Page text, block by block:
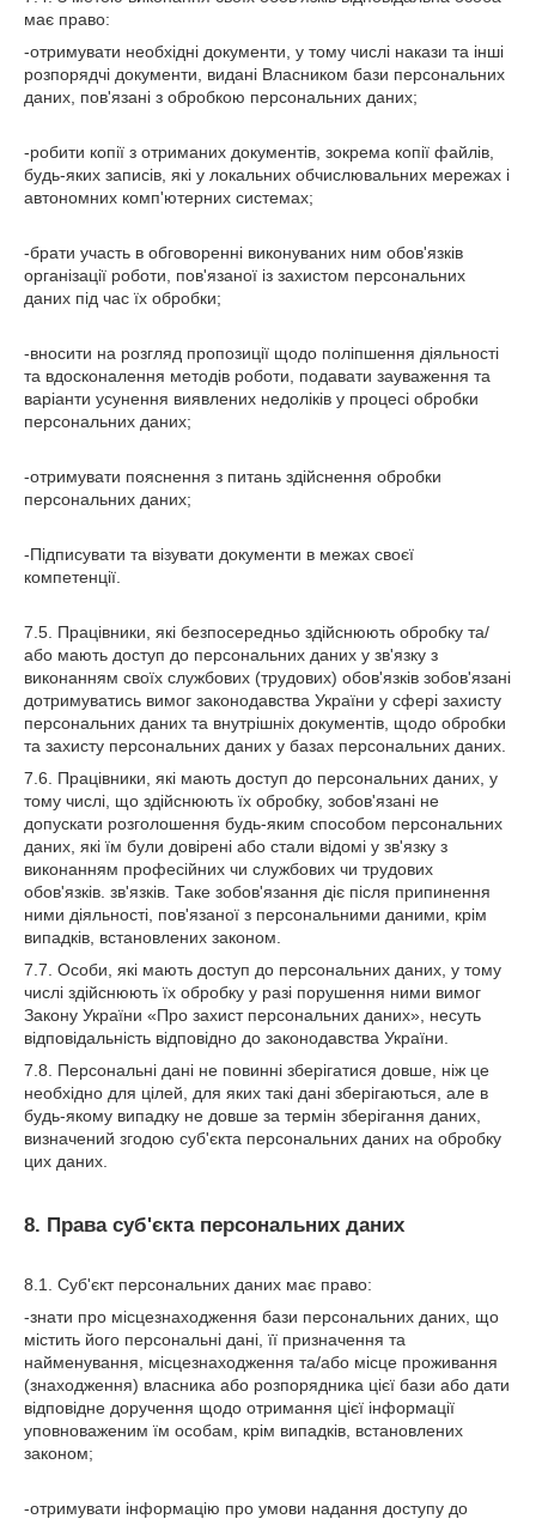
має право:
-отримувати необхідні документи, у тому числі накази та інші
розпорядчі документи, видані Власником бази персональних
даних, пов'язані з обробкою персональних даних;
-робити копії з отриманих документів, зокрема копії файлів,
будь-яких записів, які у локальних обчислювальних мережах і
автономних комп'ютерних системах;
-брати участь в обговоренні виконуваних ним обов'язків
організації роботи, пов'язаної із захистом персональних
даних під час їх обробки;
-вносити на розгляд пропозиції щодо поліпшення діяльності
та вдосконалення методів роботи, подавати зауваження та
варіанти усунення виявлених недоліків у процесі обробки
персональних даних;
-отримувати пояснення з питань здійснення обробки
персональних даних;
-Підписувати та візувати документи в межах своєї
компетенції.
7.5. Працівники, які безпосередньо здійснюють обробку та/
або мають доступ до персональних даних у зв'язку з
виконанням своїх службових (трудових) обов'язків зобов'язані
дотримуватись вимог законодавства України у сфері захисту
персональних даних та внутрішніх документів, щодо обробки
та захисту персональних даних у базах персональних даних.
7.6. Працівники, які мають доступ до персональних даних, у
тому числі, що здійснюють їх обробку, зобов'язані не
допускати розголошення будь-яким способом персональних
даних, які їм були довірені або стали відомі у зв'язку з
виконанням професійних чи службових чи трудових
обов'язків. зв'язків. Таке зобов'язання діє після припинення
ними діяльності, пов'язаної з персональними даними, крім
випадків, встановлених законом.
7.7. Особи, які мають доступ до персональних даних, у тому
числі здійснюють їх обробку у разі порушення ними вимог
Закону України «Про захист персональних даних», несуть
відповідальність відповідно до законодавства України.
7.8. Персональні дані не повинні зберігатися довше, ніж це
необхідно для цілей, для яких такі дані зберігаються, але в
будь-якому випадку не довше за термін зберігання даних,
визначений згодою суб'єкта персональних даних на обробку
цих даних.
8. Права суб'єкта персональних даних
8.1. Суб'єкт персональних даних має право:
-знати про місцезнаходження бази персональних даних, що
містить його персональні дані, її призначення та
найменування, місцезнаходження та/або місце проживання
(знаходження) власника або розпорядника цієї бази або дати
відповідне доручення щодо отримання цієї інформації
уповноваженим їм особам, крім випадків, встановлених
законом;
-отримувати інформацію про умови надання доступу до